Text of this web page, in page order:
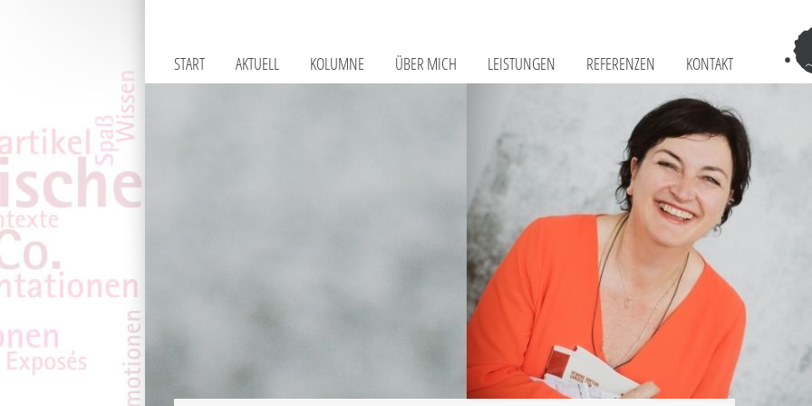
–
START AKTUELL KOLUMNE ÜBER MICH LEISTUNGEN REFERENZEN KONTAKT